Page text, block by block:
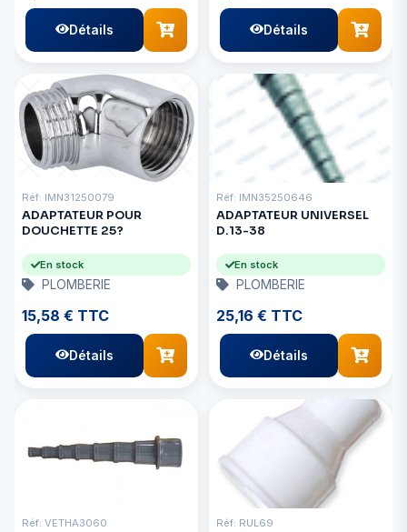
Détails Détails
Réf: IMN31250079
ADAPTATEUR POUR
DOUCHETTE 25?
En stock
PLOMBERIE
15,58 € TTC
Détails
Réf: IMN35250646
ADAPTATEUR UNIVERSEL
D.13-38
En stock
PLOMBERIE
25,16 € TTC
Détails
Réf: VETHA3060 Réf: RUL69